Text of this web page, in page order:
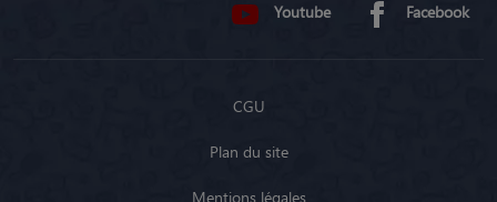
Youtube Facebook
CGU
Plan du site
Mentions légales